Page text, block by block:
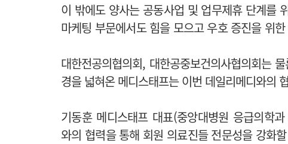
이 밖에도 양사는 공동사업 및 업무제휴 단계를
마케팅 부문에서도 힘을 모으고 우호 증진을 위
대한전공의협의회, 대한공중보건의사협의회는
경을 넓혀온 메디스태프는 이번 데일리메디와의
기동훈 메디스태프 대표(중앙대병원 응급의학
와의 협력을 통해 회원 의료진들 전문성을 강화